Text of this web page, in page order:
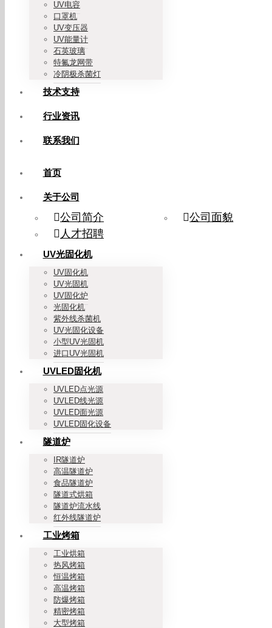
UV电容
口罩机
UV变压器
UV能量计
石英玻璃
特氟龙网带
冷阴极杀菌灯
技术支持
行业资讯
联系我们
首页
关于公司
公司简介
公司面貌
人才招聘
UV光固化机
UV固化机
UV光固机
UV固化炉
光固化机
紫外线杀菌机
UV光固化设备
小型UV光固机
进口UV光固机
UVLED固化机
UVLED点光源
UVLED线光源
UVLED面光源
UVLED固化设备
隧道炉
IR隧道炉
高温隧道炉
食品隧道炉
隧道式烘箱
隧道炉流水线
红外线隧道炉
工业烤箱
工业烘箱
热风烤箱
恒温烤箱
高温烤箱
防爆烤箱
精密烤箱
大型烤箱